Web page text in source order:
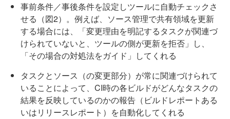
事前条件／事後条件を設定しツールに自動チェックさ
せる（図2）。例えば、ソース管理で共有領域を更新
する場合には、「変更理由を明記するタスクが関連づ
けられていないと、ツールの側が更新を拒否」し、
「その場合の対処法をガイド」してくれる
タスクとソース（の変更部分）が常に関連づけられて
いることによって、CI時の各ビルドがどんなタスクの
結果を反映しているのかの報告（ビルドレポートある
いはリリースレポート）を自動化してくれる